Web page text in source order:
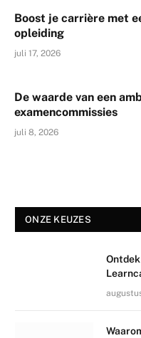
Boost je carrière met
opleiding
juli 17, 2026
De waarde van een
examencommissies
juli 8, 2026
ONZE KEUZES